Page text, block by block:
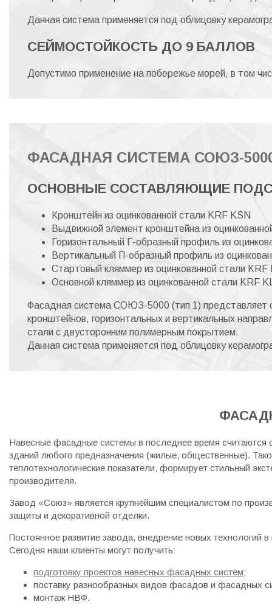
Данная система применяется под облицовку
СЕЙМОСТОЙКОСТЬ ДО 9 БАЛЛОВ
Допустимо применение на побережье морей, в том
ФАСАДНАЯ СИСТЕМА СОЮЗ-
ОСНОВНЫЕ СОСТАВЛЯЮЩИЕ
Кронштейн из оцинкованной стали KRF KSN
Выдвижной элемент кронштейна из
Горизонтальный Г-образный профиль из
Вертикальный П-образный профиль из
Стартовый кляммер из оцинкованной стали KRF
Основной кляммер из оцинкованной стали KRF
Фасадная система СОЮЗ-5000 (тип 1) представляет
кронштейнов, горизонтальных и вертикальных
стали с двусторонним полимерным покрытием.
Данная система применяется под облицовку
Навесные фасадные системы в последнее время
зданий любого предназначения (жилые, общественные).
теплотехнологические показатели, формирует стильный
производителя.
Завод «Союз» является крупнейшим специалистом по
защиты и декоративной отделки.
Постоянное развитие завода, внедрение новых
Сегодня наши клиенты могут получить:
подготовку проектов навесных фасадных систем;
поставку разнообразных видов фасадов и фасадных
монтаж НВФ.